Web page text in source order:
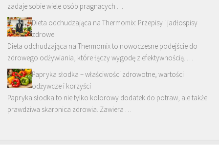
zadaje sobie wiele osób pragnących …
Dieta odchudzająca na Thermomix: Przepisy i jadłospisy
zdrowe
Dieta odchudzająca na Thermomix to nowoczesne podejście do
zdrowego odżywiania, które łączy wygodę z efektywnością. …
Papryka słodka – właściwości zdrowotne, wartości
odżywcze i korzyści
Papryka słodka to nie tylko kolorowy dodatek do potraw, ale także
prawdziwa skarbnica zdrowia. Zawiera …